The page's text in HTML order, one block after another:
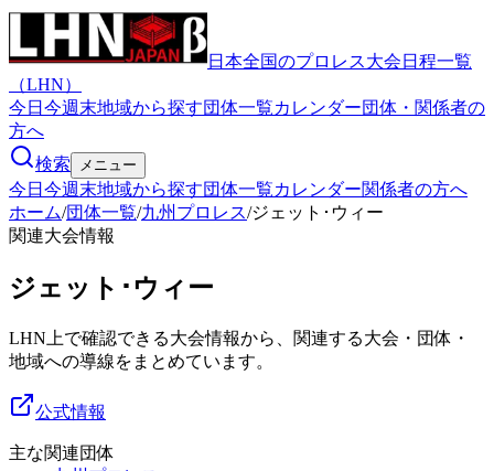
日本全国のプロレス大会日程一覧
（LHN）
今日 今週末地域から探す団体一覧カレンダー団体・関係者の
方へ
検索
メニュー
今日 今週末地域から探す団体一覧カレンダー関係者の方へ
ホーム/団体一覧/九州プロレス/ジェット･ウィー
関連大会情報
ジェット･ウィー
LHN上で確認できる大会情報から、関連する大会・団体・
地域への導線をまとめています。
公式情報
主な関連団体